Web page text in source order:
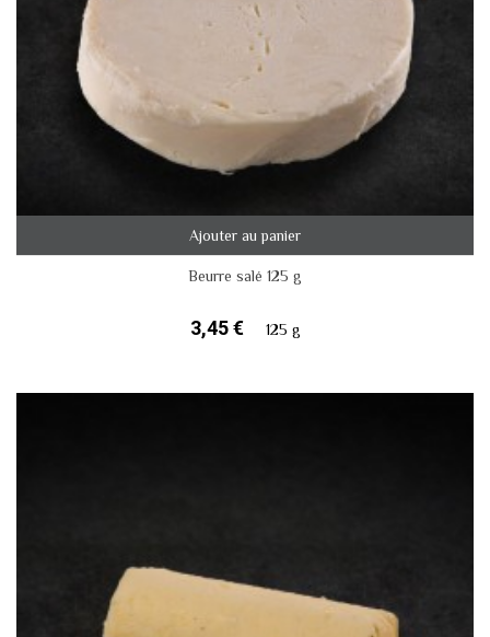
Ajouter au panier
Beurre salé 125 g
3,45 € 125 g